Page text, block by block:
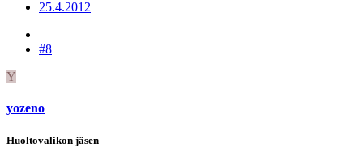
25.4.2012
#8
Y
yozeno
Huoltovalikon jäsen